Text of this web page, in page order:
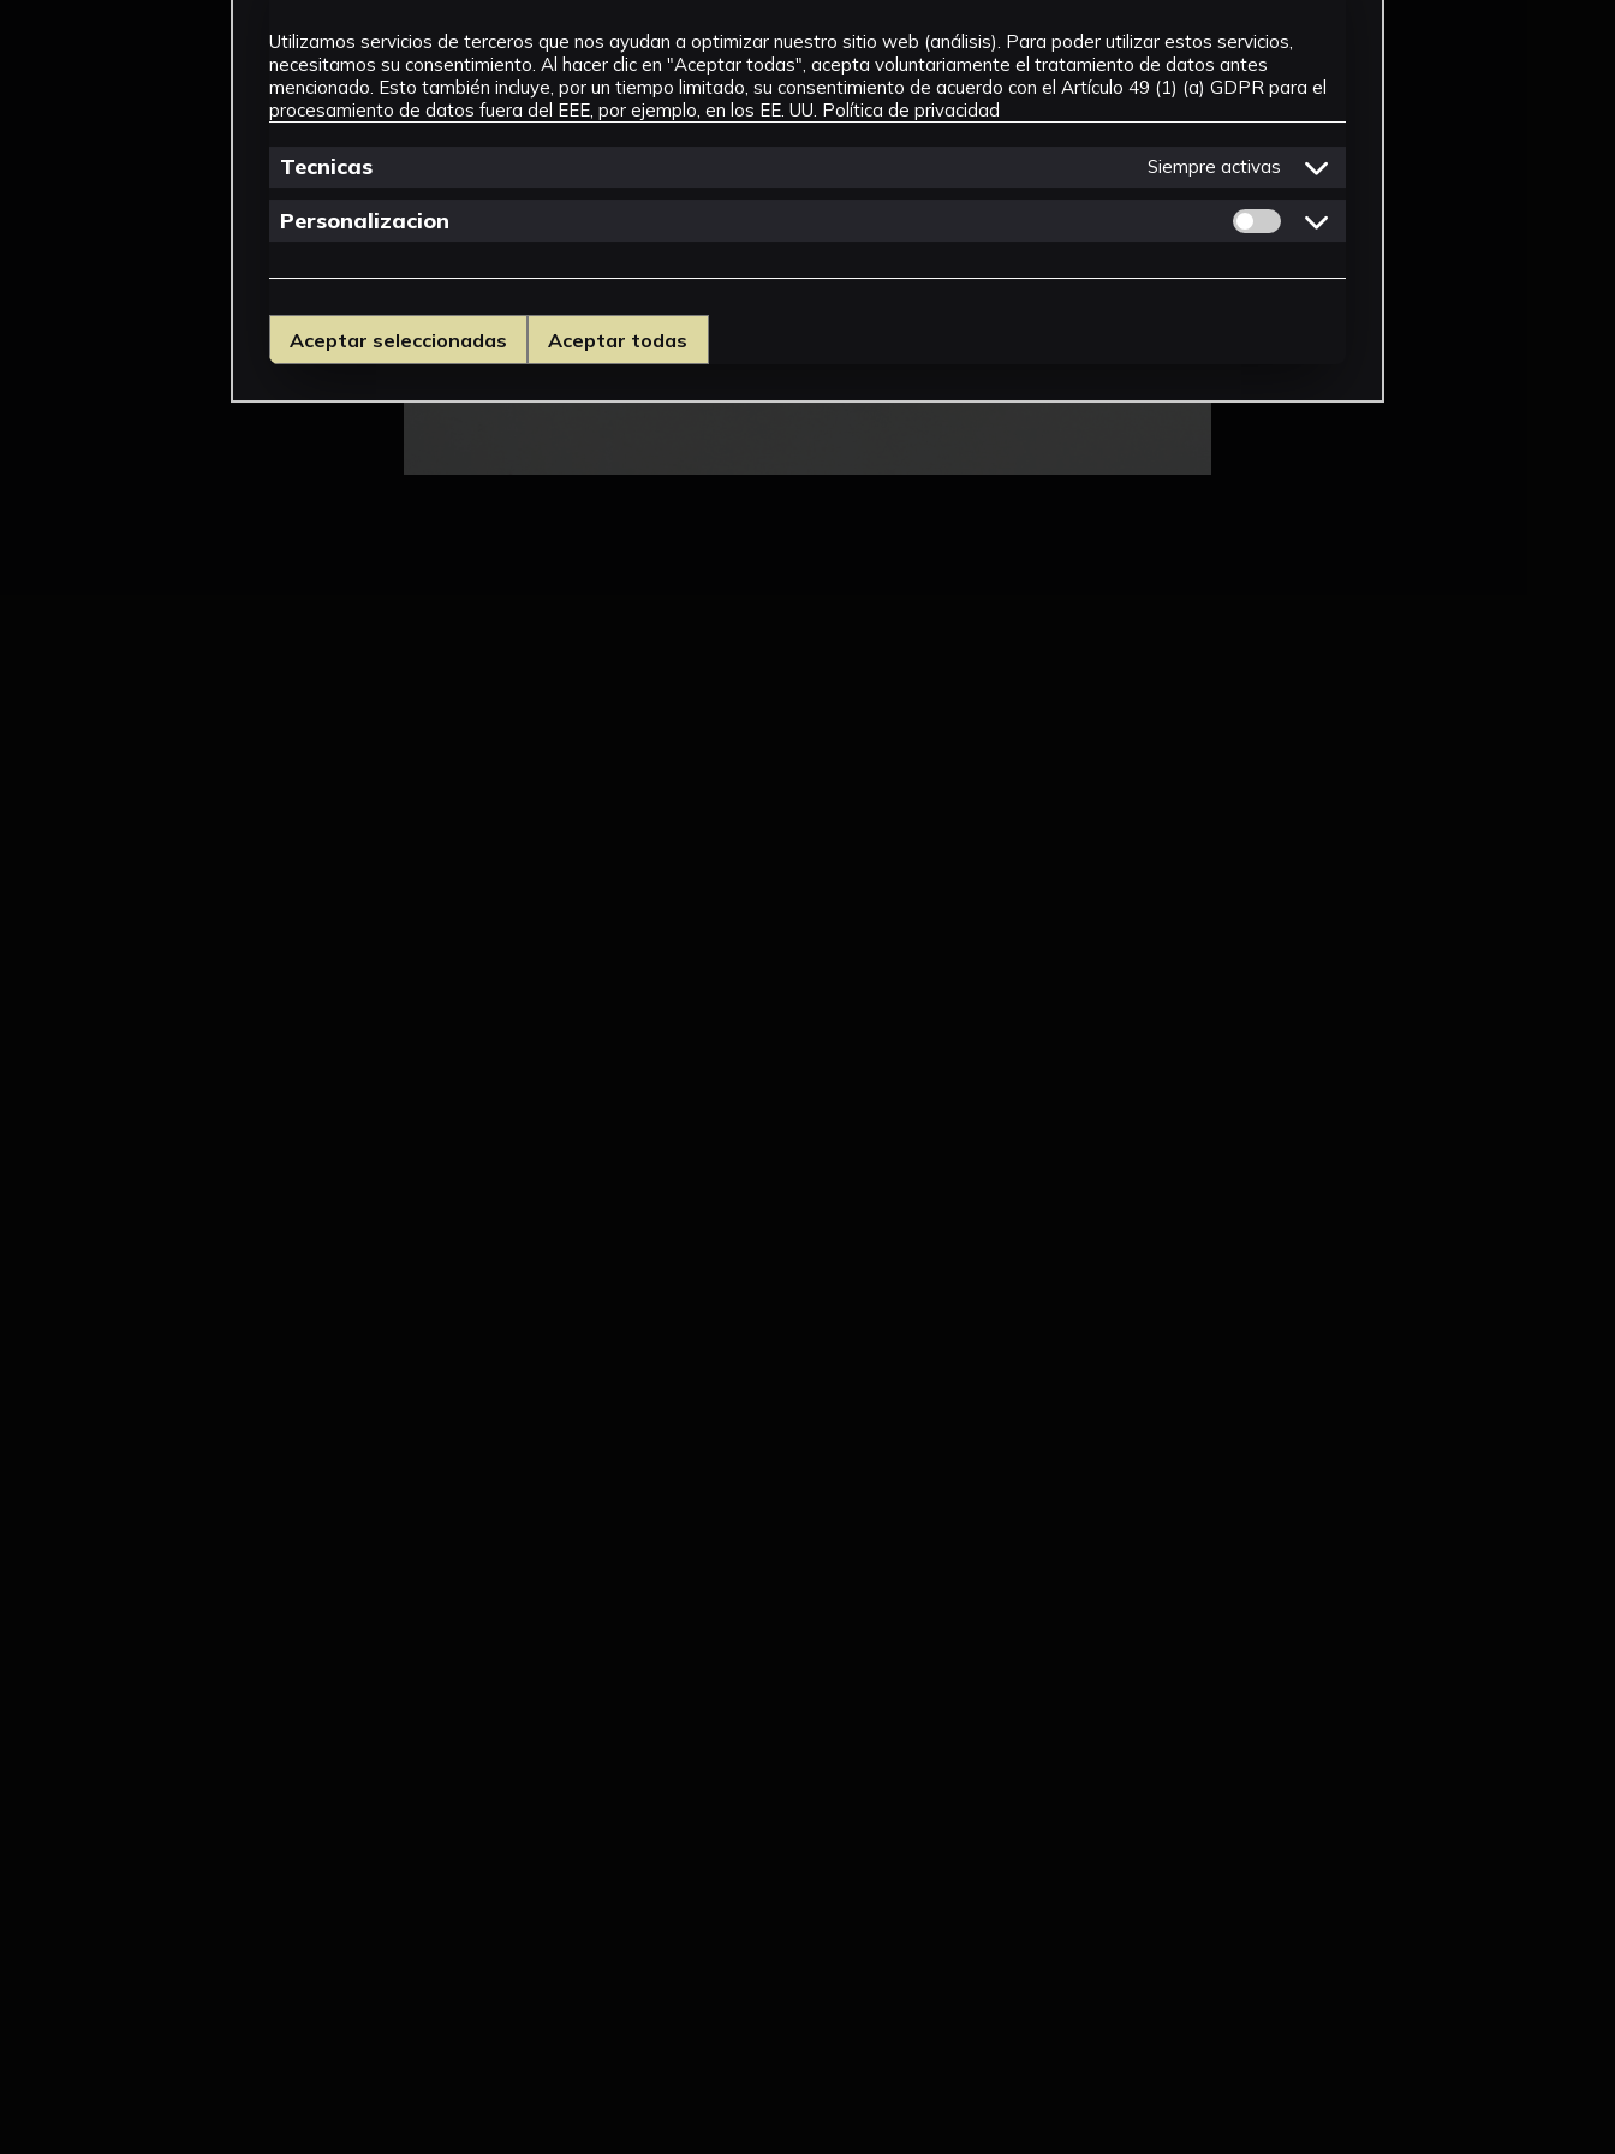
Utilizamos servicios de terceros que nos ayudan a optimizar nuestro sitio web (análisis). Para poder utilizar estos servicios,
necesitamos su consentimiento. Al hacer clic en "Aceptar todas", acepta voluntariamente el tratamiento de datos antes
mencionado. Esto también incluye, por un tiempo limitado, su consentimiento de acuerdo con el Artículo 49 (1) (a) GDPR para el
procesamiento de datos fuera del EEE, por ejemplo, en los EE. UU. Política de privacidad
Tecnicas Siempre activas
Personalizacion Permitir cookies de Personalizacion
Aceptar seleccionadas Aceptar todas